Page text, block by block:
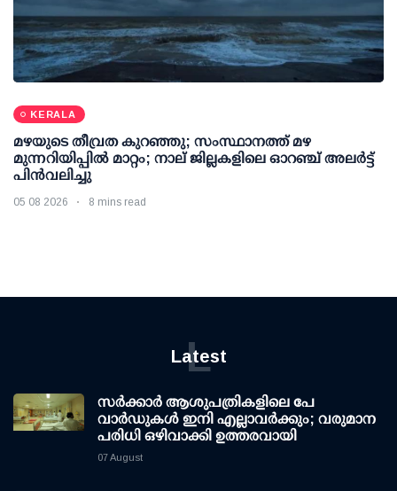
KERALA
മഴയുടെ തീവ്രത കുറഞ്ഞു; സംസ്ഥാനത്ത് മഴ
മുന്നറിയിപ്പിൽ മാറ്റം; നാല് ജില്ലകളിലെ ഓറഞ്ച് അലർട്ട്
പിൻവലിച്ചു
05 08 2026 8 mins read
Latest
L
സര്‍ക്കാര്‍ ആശുപത്രികളിലെ പേ
വാര്‍ഡുകള്‍ ഇനി എല്ലാവര്‍ക്കും; വരുമാന
പരിധി ഒഴിവാക്കി ഉത്തരവായി
07 August